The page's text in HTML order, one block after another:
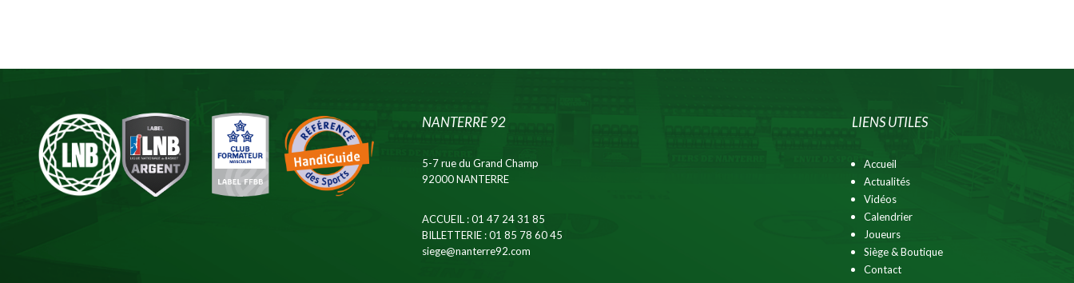
NANTERRE 92
5-7 rue du Grand Champ
92000 NANTERRE
ACCUEIL : 01 47 24 31 85
BILLETTERIE : 01 85 78 60 45
siege@nanterre92.com
LIENS UTILES
Accueil
Actualités
Vidéos
Calendrier
Joueurs
Siège & Boutique
Contact